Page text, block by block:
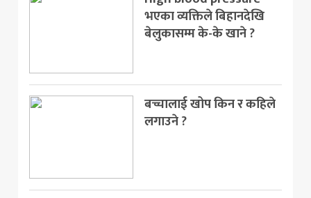
भएका व्यक्तिले बिहानदेखि
बेलुकासम्म के-के खाने ?
बच्चालाई खोप किन र कहिले
लगाउने ?